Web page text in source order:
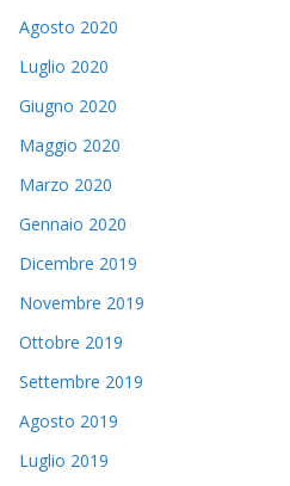
Agosto 2020
Luglio 2020
Giugno 2020
Maggio 2020
Marzo 2020
Gennaio 2020
Dicembre 2019
Novembre 2019
Ottobre 2019
Settembre 2019
Agosto 2019
Luglio 2019